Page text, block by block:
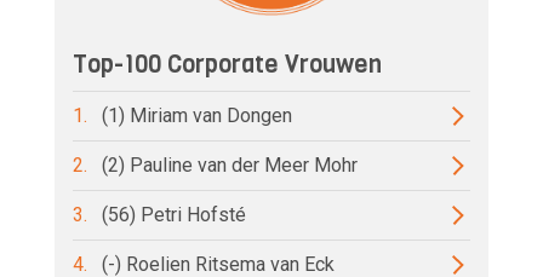
Top-100 Corporate Vrouwen
1. (1) Miriam van Dongen
2. (2) Pauline van der Meer Mohr
3. (56) Petri Hofsté
4. (-) Roelien Ritsema van Eck